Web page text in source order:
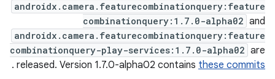
androidx.camera.featurecombinationquery:feature
combinationquery:1.7.0-alpha02 and
androidx.camera.featurecombinationquery:feature
combinationquery-play-services:1.7.0-alpha02 are
released. Version 1.7.0-alpha02 contains these commits
.